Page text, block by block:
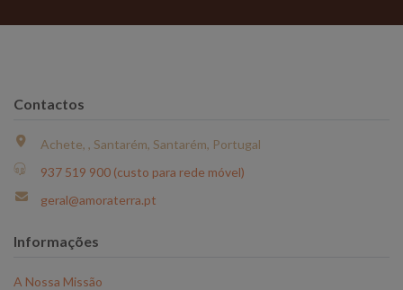
Contactos
Achete, , Santarém, Santarém, Portugal
937 519 900 (custo para rede móvel)
geral@amoraterra.pt
Informações
A Nossa Missão